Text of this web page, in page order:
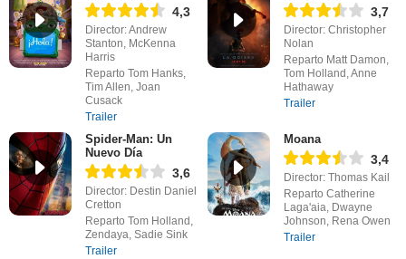
4,3
Director: Andrew
Stanton, McKenna
Harris
Reparto Tom Hanks,
Tim Allen, Joan
Cusack
Trailer
3,7
Director: Christopher
Nolan
Reparto Matt Damon,
Tom Holland, Anne
Hathaway
Trailer
Spider-Man: Un
Nuevo Día
3,6
Director: Destin Daniel
Cretton
Reparto Tom Holland,
Zendaya, Sadie Sink
Trailer
Moana
3,4
Director: Thomas Kail
Reparto Catherine
Laga'aia, Dwayne
Johnson, Rena Owen
Trailer